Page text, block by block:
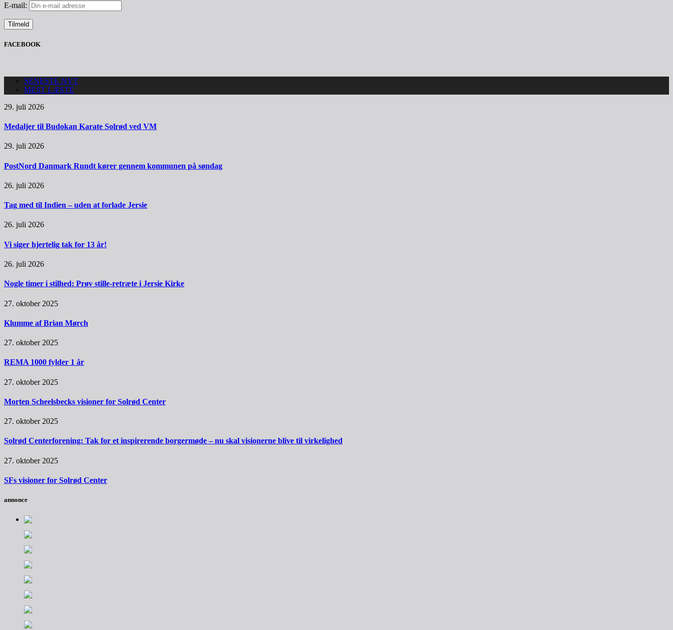
E-mail:
FACEBOOK
SENESTE NYT
MEST LÆSTE
29. juli 2026
Medaljer til Budokan Karate Solrød ved VM
29. juli 2026
PostNord Danmark Rundt kører gennem kommunen på søndag
26. juli 2026
Tag med til Indien – uden at forlade Jersie
26. juli 2026
Vi siger hjertelig tak for 13 år!
26. juli 2026
Nogle timer i stilhed: Prøv stille-retræte i Jersie Kirke
27. oktober 2025
Klumme af Brian Mørch
27. oktober 2025
REMA 1000 fylder 1 år
27. oktober 2025
Morten Scheelsbecks visioner for Solrød Center
27. oktober 2025
Solrød Centerforening: Tak for et inspirerende borgermøde – nu skal visionerne blive til virkelighed
27. oktober 2025
SFs visioner for Solrød Center
annonce